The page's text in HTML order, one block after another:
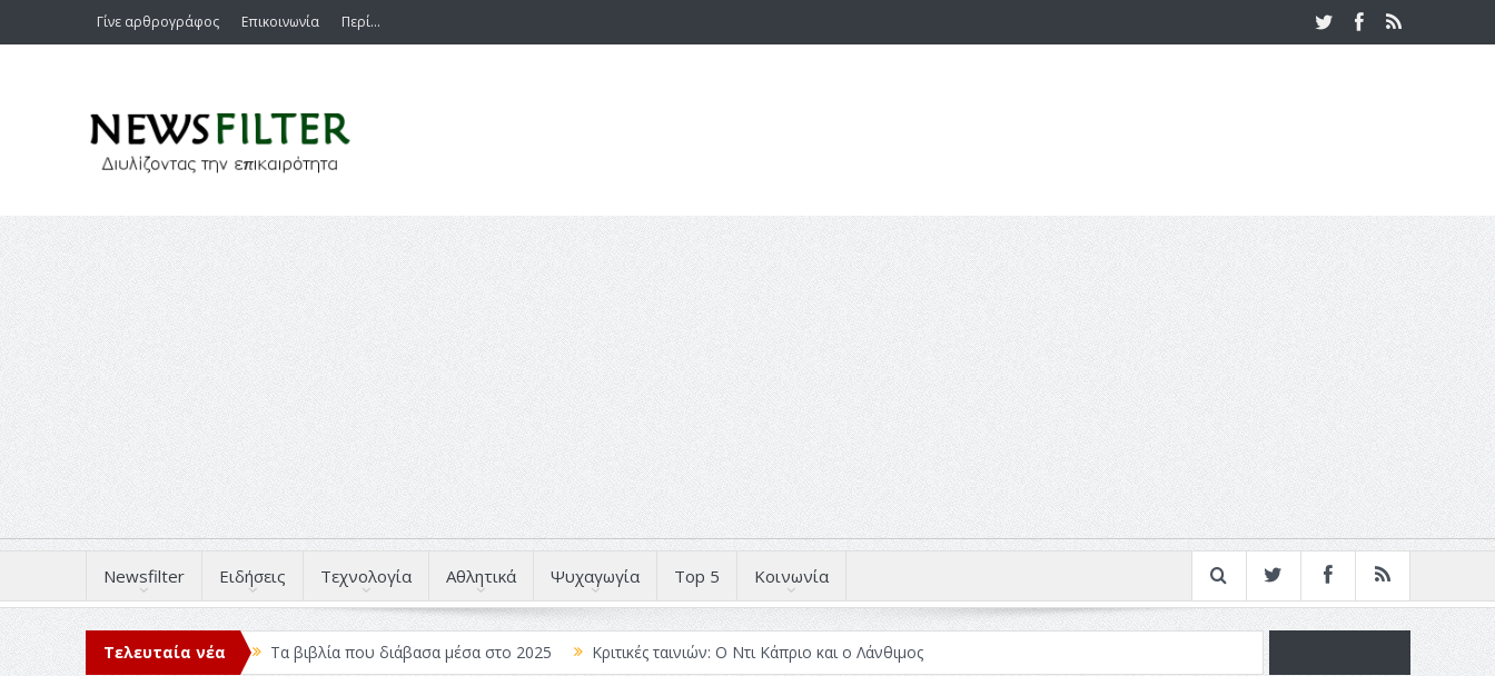
Γίνε αρθρογράφος Επικοινωνία Περί…
Newsfilter Ειδήσεις Τεχνολογία Αθλητικά Ψυχαγωγία Top 5 Κοινωνία
Τελευταία νέα Τα βιβλία που διάβασα μέσα στο 2025
Κριτικές ταινιών: Ο Ντι Κάπριο και ο Λάνθιμος